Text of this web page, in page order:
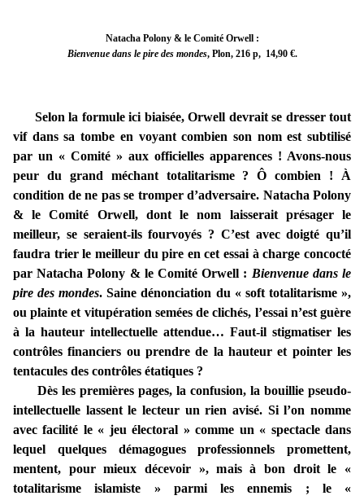
Natacha Polony & le Comité Orwell :
Bienvenue dans le pire des mondes, Plon, 216 p, 14,90 €.
Selon la formule ici biaisée, Orwell devrait se dresser tout
vif dans sa tombe en voyant combien son nom est subtilisé
par un « Comité » aux officielles apparences ! Avons-nous
peur du grand méchant totalitarisme ? Ô combien ! À
condition de ne pas se tromper d’adversaire. Natacha Polony
& le Comité Orwell, dont le nom laisserait présager le
meilleur, se seraient-ils fourvoyés ? C’est avec doigté qu’il
faudra trier le meilleur du pire en cet essai à charge concocté
par Natacha Polony & le Comité Orwell : Bienvenue dans le
pire des mondes. Saine dénonciation du « soft totalitarisme »,
ou plainte et vitupération semées de clichés, l’essai n’est guère
à la hauteur intellectuelle attendue… Faut-il stigmatiser les
contrôles financiers ou prendre de la hauteur et pointer les
tentacules des contrôles étatiques ?
Dès les premières pages, la confusion, la bouillie pseudo-
intellectuelle lassent le lecteur un rien avisé. Si l’on nomme
avec facilité le « jeu électoral » comme un « spectacle dans
lequel quelques démagogues professionnels promettent,
mentent, pour mieux décevoir », mais à bon droit le «
totalitarisme islamiste » parmi les ennemis ; le «